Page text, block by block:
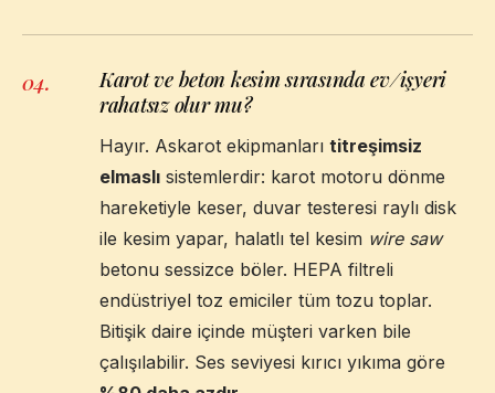
04.
Karot ve beton kesim sırasında ev/işyeri
rahatsız olur mu?
Hayır. Askarot ekipmanları titreşimsiz
elmaslı sistemlerdir: karot motoru dönme
hareketiyle keser, duvar testeresi raylı disk
ile kesim yapar, halatlı tel kesim wire saw
betonu sessizce böler. HEPA filtreli
endüstriyel toz emiciler tüm tozu toplar.
Bitişik daire içinde müşteri varken bile
çalışılabilir. Ses seviyesi kırıcı yıkıma göre